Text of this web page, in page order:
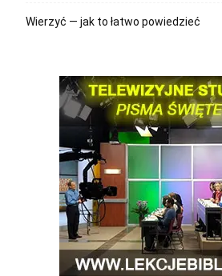
Wierzyć — jak to łatwo powiedzieć